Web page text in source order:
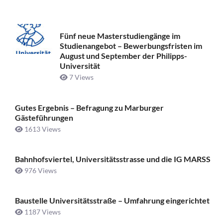
Fünf neue Masterstudiengänge im
Studienangebot – Bewerbungsfristen im
August und September der Philipps-
Universität
7 Views
Gutes Ergebnis – Befragung zu Marburger
Gästeführungen
1613 Views
Bahnhofsviertel, Universitätsstrasse und die IG MARSS
976 Views
Baustelle Universitätsstraße ­– Umfahrung eingerichtet
1187 Views